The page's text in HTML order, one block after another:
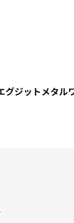
グジットメタル